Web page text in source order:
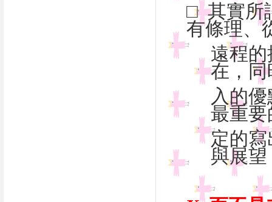
□ 其實所
有條理
遠程
在，
入的
最重
定的
與展望